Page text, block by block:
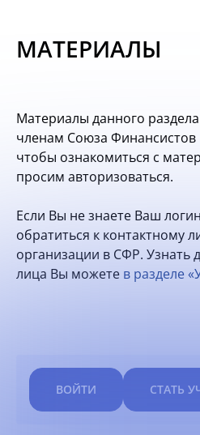
Материалы
опытом
Вступить
МАТЕРИАЛЫ
Материалы данного
членам Союза Финансистов
чтобы ознакомиться с
просим авторизоваться.
Если Вы не знаете Ваш
обратиться к контактному
организации в СФР. Узнать
лица Вы можете в разделе
ВОЙТИ СТАТЬ